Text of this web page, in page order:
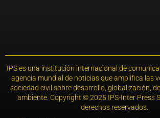
IPS es una institución internacional de
agencia mundial de noticias que amplifica las
sociedad civil sobre desarrollo, globalización,
ambiente. Copyright © 2025 IPS-Inter Press
derechos reservados.